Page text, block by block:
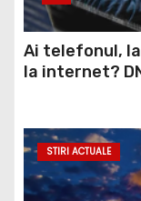
Ai telefonul,
la internet?
risc pe care
STIRI ACTUALE